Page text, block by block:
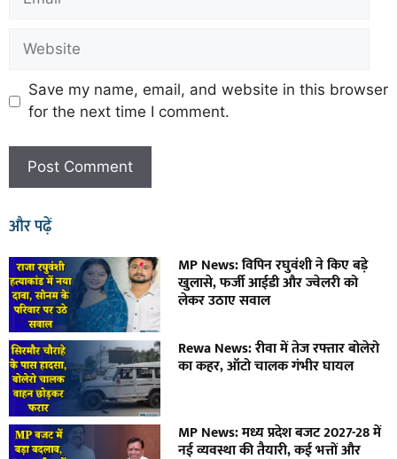
Save my name, email, and website in this browser
for the next time I comment.
और पढ़ें
MP News: विपिन रघुवंशी ने किए बड़े
खुलासे, फर्जी आईडी और ज्वेलरी को
लेकर उठाए सवाल
Rewa News: रीवा में तेज रफ्तार बोलेरो
का कहर, ऑटो चालक गंभीर घायल
MP News: मध्य प्रदेश बजट 2027-28 में
नई व्यवस्था की तैयारी, कई भत्तों और